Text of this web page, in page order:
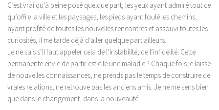
C’est vrai qu’à peine posé quelque part, les yeux ayant admiré tout ce
qu’offre la ville et les paysages, les pieds ayant foulé les chemins,
ayant profité de toutes les nouvelles rencontres et assouvi toutes les
curiosités, il me tarde déjà d’aller quelque part ailleurs.
Je ne sais s’il faut appeler cela de l’instabilité, de l’infidélité. Cette
permanente envie de partir est elle une maladie ? Chaque fois je laisse
de nouvelles connaissances, ne prends pas le temps de construire de
vraies relations, ne retrouve pas les anciens amis. Je ne me sens bien
que dans le changement, dans la nouveauté.